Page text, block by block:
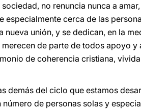
no renuncia nunca a
cerca de las
unión, y se dedican, en la
de parte de todos apoyo y
de coherencia cristiana,
demás del ciclo que estamos
de personas solas y